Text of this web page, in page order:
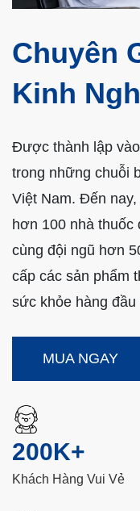
Chuyên
Kinh
Được thành lập
trong những chuỗi
Việt Nam. Đến
hơn 100 nhà thuốc
cùng đội ngũ hơn
cấp các sản phẩm
sức khỏe hàng
MUA NGAY
200K+
Khách Hàng Vui Vẻ